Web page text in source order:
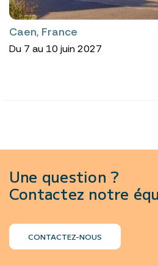
Caen, France
Du 7 au 10 juin 2027
Une question ?
Contactez notre
CONTACTEZ-NOUS